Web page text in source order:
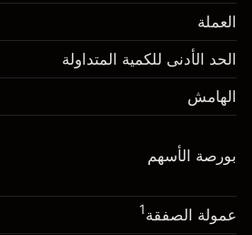
رسوم التبييت
الرسوم من قيمة الصفقة الكاملة
حجم الصفقة بالرافعة المالية ~$5,000.00
الأموال من الرافعة المالية ~ دولار
انتقل إلى المنصة
الهامش. استثمارك
رسوم التبييت
الرسوم من قيمة الصفقة الكاملة
حجم الصفقة بالرافعة المالية ~
الأموال من الرافعة المالية ~ دولار
العملة
الحد الأدنى للكمية المتداولة
الهامش
بورصة الأسهم
عمولة الصفقة1